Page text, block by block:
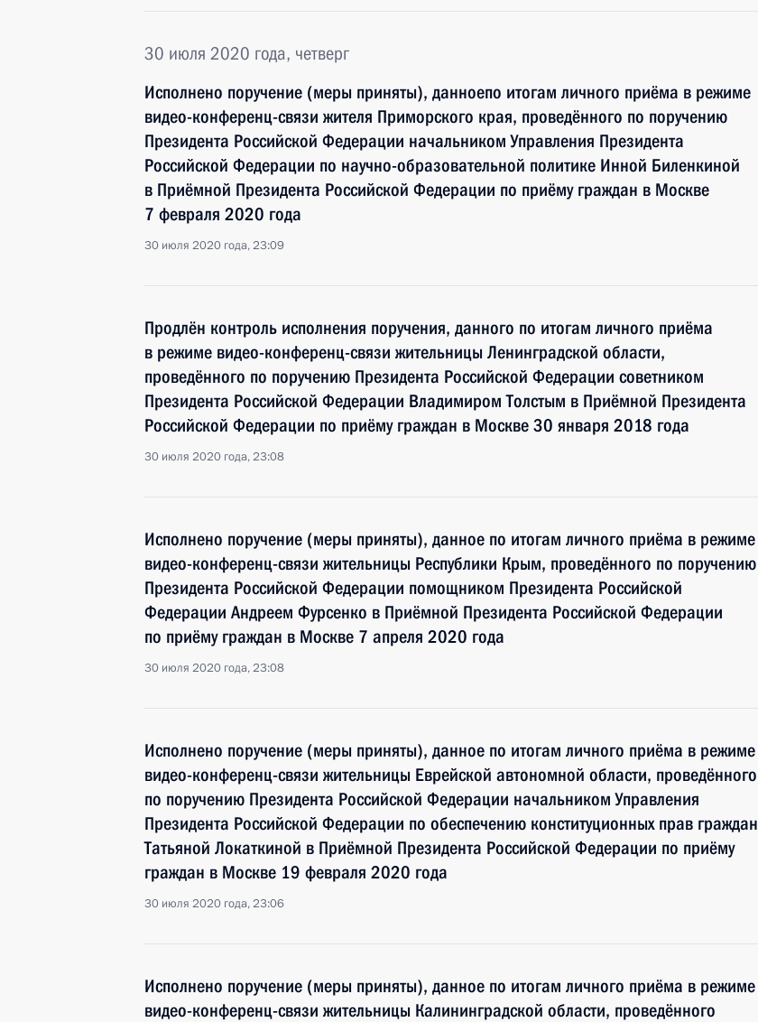
30 июля 2020 года, четверг
Исполнено поручение (меры приняты), данноепо итогам личного приёма в режиме
видео-конференц-связи жителя Приморского края, проведённого по поручению
Президента Российской Федерации начальником Управления Президента
Российской Федерации по научно-образовательной политике Инной Биленкиной
в Приёмной Президента Российской Федерации по приёму граждан в Москве
7 февраля 2020 года
30 июля 2020 года, 23:09
Продлён контроль исполнения поручения, данного по итогам личного приёма
в режиме видео-конференц-связи жительницы Ленинградской области,
проведённого по поручению Президента Российской Федерации советником
Президента Российской Федерации Владимиром Толстым в Приёмной Президента
Российской Федерации по приёму граждан в Москве 30 января 2018 года
30 июля 2020 года, 23:08
Исполнено поручение (меры приняты), данное по итогам личного приёма в режиме
видео-конференц-связи жительницы Республики Крым, проведённого по поручению
Президента Российской Федерации помощником Президента Российской
Федерации Андреем Фурсенко в Приёмной Президента Российской Федерации
по приёму граждан в Москве 7 апреля 2020 года
30 июля 2020 года, 23:08
Исполнено поручение (меры приняты), данное по итогам личного приёма в режиме
видео-конференц-связи жительницы Еврейской автономной области, проведённого
по поручению Президента Российской Федерации начальником Управления
Президента Российской Федерации по обеспечению конституционных прав граждан
Татьяной Локаткиной в Приёмной Президента Российской Федерации по приёму
граждан в Москве 19 февраля 2020 года
30 июля 2020 года, 23:06
Исполнено поручение (меры приняты), данное по итогам личного приёма в режиме
видео-конференц-связи жительницы Калининградской области, проведённого